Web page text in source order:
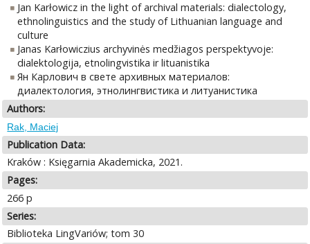
Jan Karłowicz in the light of archival materials: dialectology,
ethnolinguistics and the study of Lithuanian language and
culture
Janas Karłowiczius archyvinės medžiagos perspektyvoje:
dialektologija, etnolingvistika ir lituanistika
Ян Карлович в свете архивных материалов:
диалектология, этнолингвистика и литуанистика
Authors:
Rak, Maciej
Publication Data:
Kraków : Księgarnia Akademicka, 2021.
Pages:
266 p
Series:
Biblioteka LingVariów; tom 30